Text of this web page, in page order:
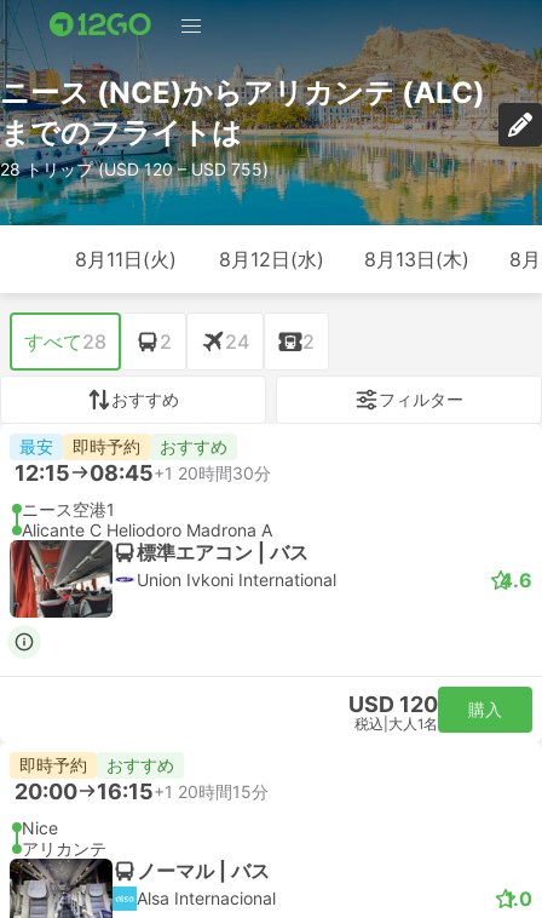
ニース (NCE)からアリカンテ (ALC)
までのフライトは
28 トリップ (USD 120 – USD 755)
8月11日(火) 8月12日(水) 8月13日(木) 8
すべて28 2 24 2
おすすめ フィルター
最安 即時予約 おすすめ
12:15 08:45+1 20時間30分
ニース空港1
Alicante C Heliodoro Madrona A
標準エアコン | バス
Union Ivkoni International 4.6
USD 120
税込 大人1名
購入
即時予約 おすすめ
20:00 16:15+1 20時間15分
Nice
アリカンテ
ノーマル | バス
Alsa Internacional 1.0